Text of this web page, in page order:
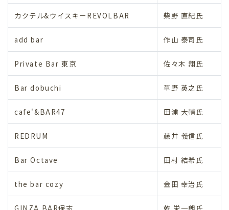
カクテル&ウイスキーREVOLBAR 柴野 直紀氏
add bar 作山 泰司氏
Private Bar 東京 佐々木 翔氏
Bar dobuchi 草野 英之氏
cafe'&BAR47 田浦 大輔氏
REDRUM 藤井 義信氏
Bar Octave 田村 結希氏
the bar cozy 金田 幸治氏
GINZA BAR保志 乾 栄一朗氏